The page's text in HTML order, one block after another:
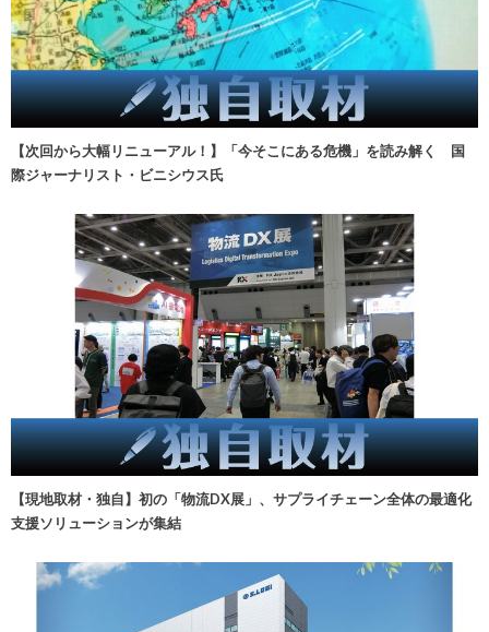
【次回から大幅リニューアル！】「今そこにある危機」を読み解く 国
際ジャーナリスト・ビニシウス氏
【現地取材・独自】初の「物流DX展」、サプライチェーン全体の最適化
支援ソリューションが集結